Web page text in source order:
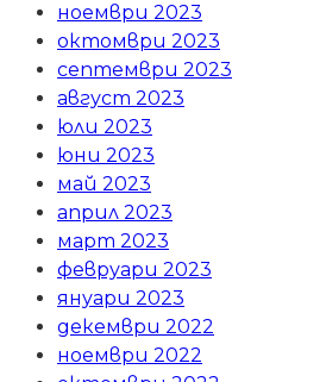
ноември 2023
октомври 2023
септември 2023
август 2023
юли 2023
юни 2023
май 2023
април 2023
март 2023
февруари 2023
януари 2023
декември 2022
ноември 2022